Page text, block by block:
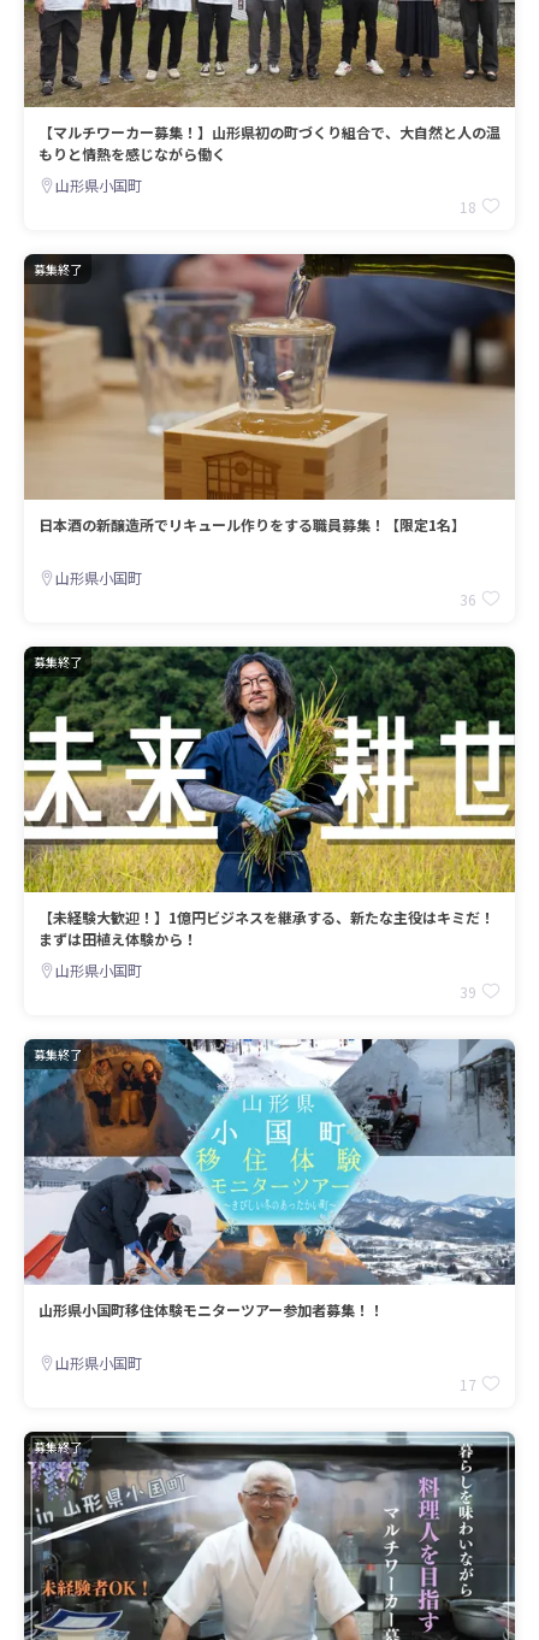
【マルチワーカー募集！】山形県初の町づくり組合で、大自然と人の温
もりと情熱を感じながら働く
山形県小国町
18
募集終了
日本酒の新醸造所でリキュール作りをする職員募集！【限定1名】
山形県小国町
36
募集終了
【未経験大歓迎！】1億円ビジネスを継承する、新たな主役はキミだ！
まずは田植え体験から！
山形県小国町
39
募集終了
山形県小国町移住体験モニターツアー参加者募集！！
山形県小国町
17
募集終了